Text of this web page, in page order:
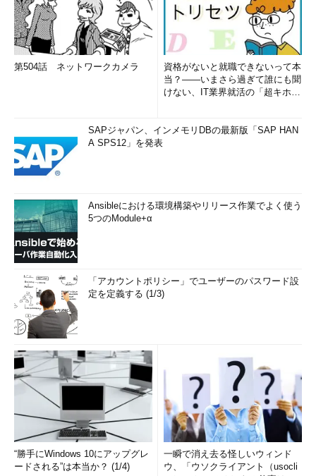
第504話 ネットワークカメラ
資格がないと就職できないって本
当？――いまさら過ぎて誰にも聞
けない、IT業界就活の「超キホ
SAPジャパン、インメモリDBの最新版「SAP HAN
A SPS12」を発表
Ansibleにおける環境構築やリリース作業でよく使う
5つのModule+α
「アカウントポリシー」でユーザーのパスワード設
定を定義する (1/3)
“勝手にWindows 10にアップグレ
ードされる”は本当か？ (1/4)
一瞬で消え去る怪しいウィンド
ウ、「ウソクライアント（usocli